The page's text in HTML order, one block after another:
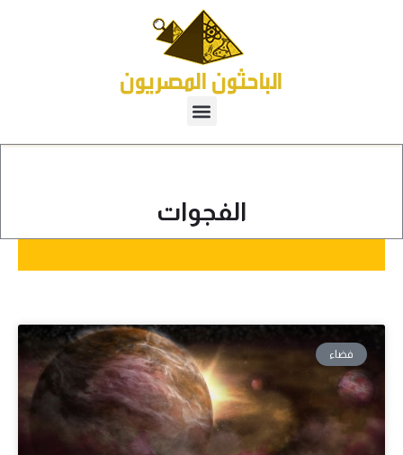
الفجوات
فضاء